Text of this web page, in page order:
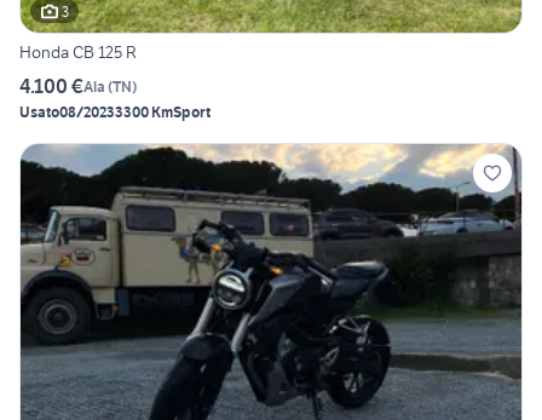
3
Honda CB 125 R
4.100 €Ala (TN)
Usato08/20233300 KmSport